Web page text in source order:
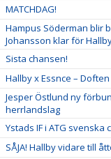
MATCHDAG!
Hampus Söderman blir
Johansson klar för
Sista chansen!
Hallby x Essnce –
Jesper Östlund ny
herrlandslag
Ystads IF i ATG
SÅJA! Hallby vidare till